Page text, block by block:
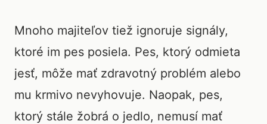
Mnoho majiteľov tiež ignoruje signály,
ktoré im pes posiela. Pes, ktorý odmieta
jesť, môže mať zdravotný problém alebo
mu krmivo nevyhovuje. Naopak, pes,
ktorý stále žobrá o jedlo, nemusí mať